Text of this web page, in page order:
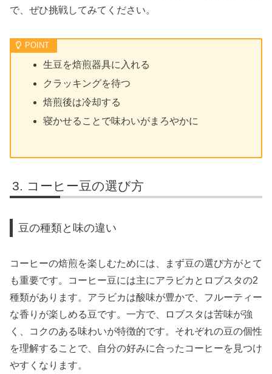
で、ぜひ挑戦してみてください。
生豆を焙煎器具に入れる
クラッキングを待つ
焙煎後は冷却する
寝かせることで味わいがまろやかに
コーヒー豆の選び方
豆の種類と味の違い
コーヒーの焙煎を楽しむためには、まず豆の選び方がとて
も重要です。コーヒー豆には主にアラビカとロブスタの2
種類があります。アラビカは酸味が豊かで、フルーティー
な香りが楽しめる豆です。一方で、ロブスタは苦味が強
く、コクのある味わいが特徴的です。それぞれの豆の個性
を理解することで、自分の好みに合ったコーヒーを見つけ
やすくなります。